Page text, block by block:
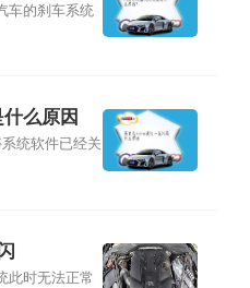
车的刹车系统
么原因
统软件已经关
此时无法正常